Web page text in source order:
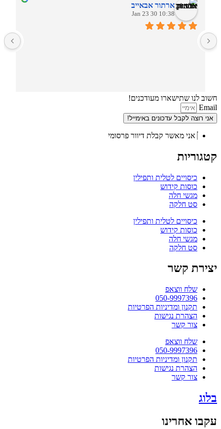
ארתור אבאייב
10:38 30 Jan 23
חשוב לנו שתישארו מעודכנים!
Email
אני רוצה לקבל עדכונים באימייל!
אני מאשר קבלת דיוור פרסומי
קטגוריות
כיסויים לטלית ותפילין
כוסות קידוש
מגשי חלה
סט חלקה
כיסויים לטלית ותפילין
כוסות קידוש
מגשי חלה
סט חלקה
יצירת קשר
שלח ווצאפ
050-9997396
תקנון ומדיניות הפרטיות
הצהרת נגישות
צור קשר
שלח ווצאפ
050-9997396
תקנון ומדיניות הפרטיות
הצהרת נגישות
צור קשר
בלוג
עקבו אחרינו